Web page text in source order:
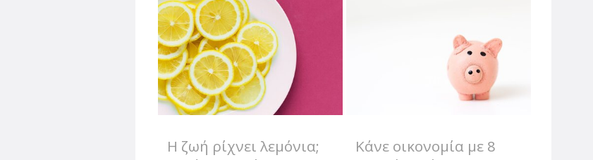
Η ζωή ρίχνει λεμόνια;
Κάνε οικονομία με 8